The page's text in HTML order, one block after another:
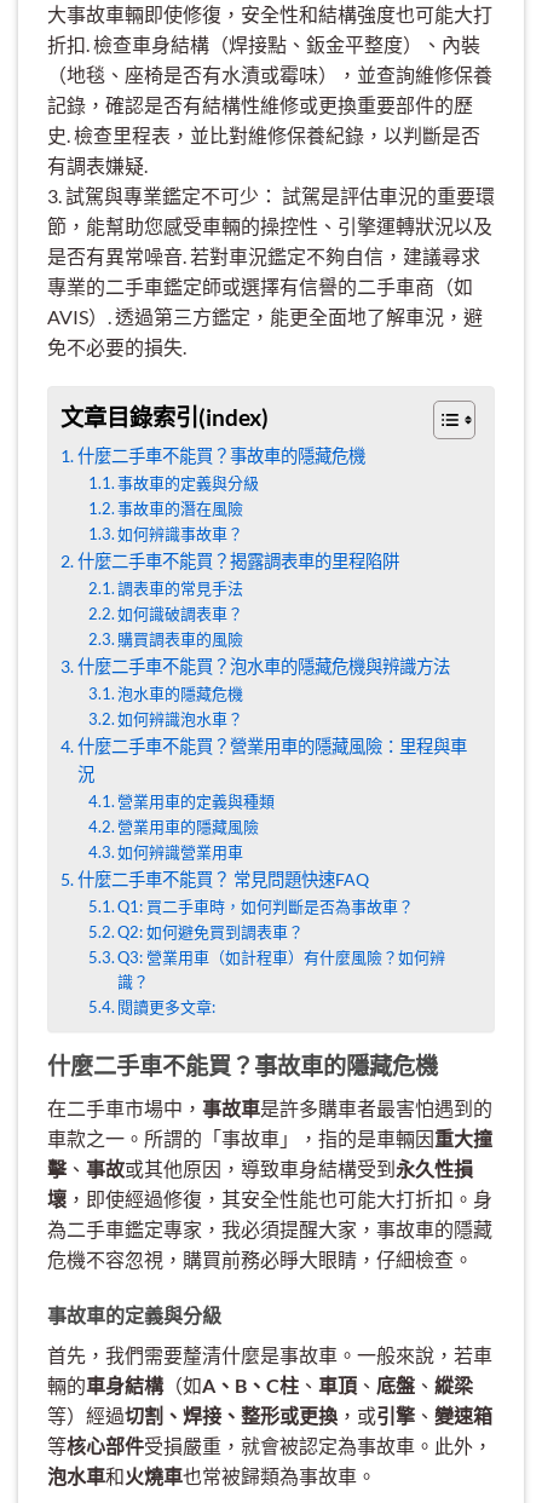
大事故車輛即使修復，安全性和結構強度也可能大打
折扣. 檢查車身結構（焊接點、鈑金平整度）、內裝
（地毯、座椅是否有水漬或霉味），並查詢維修保養
記錄，確認是否有結構性維修或更換重要部件的歷
史. 檢查里程表，並比對維修保養紀錄，以判斷是否
有調表嫌疑.
3. 試駕與專業鑑定不可少： 試駕是評估車況的重要環
節，能幫助您感受車輛的操控性、引擎運轉狀況以及
是否有異常噪音. 若對車況鑑定不夠自信，建議尋求
專業的二手車鑑定師或選擇有信譽的二手車商（如
AVIS）. 透過第三方鑑定，能更全面地了解車況，避
免不必要的損失.
文章目錄索引(index)
什麼二手車不能買？事故車的隱藏危機
事故車的定義與分級
事故車的潛在風險
如何辨識事故車？
什麼二手車不能買？揭露調表車的里程陷阱
調表車的常見手法
如何識破調表車？
購買調表車的風險
什麼二手車不能買？泡水車的隱藏危機與辨識方法
泡水車的隱藏危機
如何辨識泡水車？
什麼二手車不能買？營業用車的隱藏風險：里程與車
況
營業用車的定義與種類
營業用車的隱藏風險
如何辨識營業用車
什麼二手車不能買？ 常見問題快速FAQ
Q1: 買二手車時，如何判斷是否為事故車？
Q2: 如何避免買到調表車？
Q3: 營業用車（如計程車）有什麼風險？如何辨
識？
閱讀更多文章:
什麼二手車不能買？事故車的隱藏危機
在二手車市場中， 事故車是許多購車者最害怕遇到的
車款之一。所謂的「事故車」，指的是車輛因重大撞
擊、 事故或其他原因，導致車身結構受到永久性損
壞 ，即使經過修復，其安全性能也可能大打折扣。身
為二手車鑑定專家，我必須提醒大家，事故車的隱藏
危機不容忽視，購買前務必睜大眼睛，仔細檢查。
事故車的定義與分級
首先，我們需要釐清什麼是事故車。一般來說，若車
輛的車身結構（如A、B、C柱 、 車頂 、 底盤 、 縱梁
等）經過切割、焊接、整形或更換 ，或引擎 、 變速箱
等核心部件受損嚴重，就會被認定為事故車。此外，
泡水車和火燒車也常被歸類為事故車。